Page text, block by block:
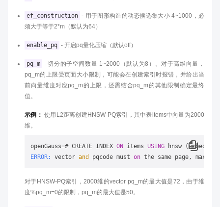
ef_construction - 用于图形构造的动态候选集大小 4~1000，必
须大于等于2*m（默认为64）
enable_pq - 开启pq量化压缩（默认off）
pq_m - 切分的子空间数量 1~2000（默认为8）。对于高维向量，
pq_m的上限受页面大小限制，可能会在创建索引时报错，并给出当
前向量维度对应pq_m的上限，还需结合pq_m的其他限制确定最终
值。
示例： 使用L2距离创建HNSW-PQ索引，其中表items中向量为2000
维。
openGauss=# CREATE INDEX ON items USING
ERROR:
vector and pqcode must on the same page, max
对于HNSW-PQ索引，2000维的vector pq_m的最大值是72，由于维
度%pq_m=0的限制，pq_m的最大值是50。